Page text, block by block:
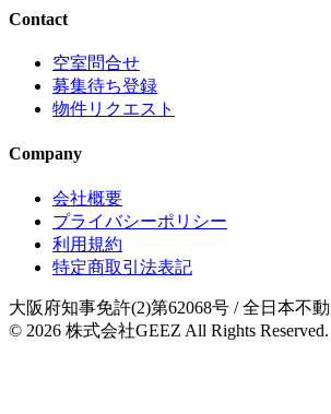
Contact
空室問合せ
募集待ち登録
物件リクエスト
Company
会社概要
プライバシーポリシー
利用規約
特定商取引法表記
大阪府知事免許(2)第62068号 / 全日本不
© 2026 株式会社GEEZ All Rights Reserved.